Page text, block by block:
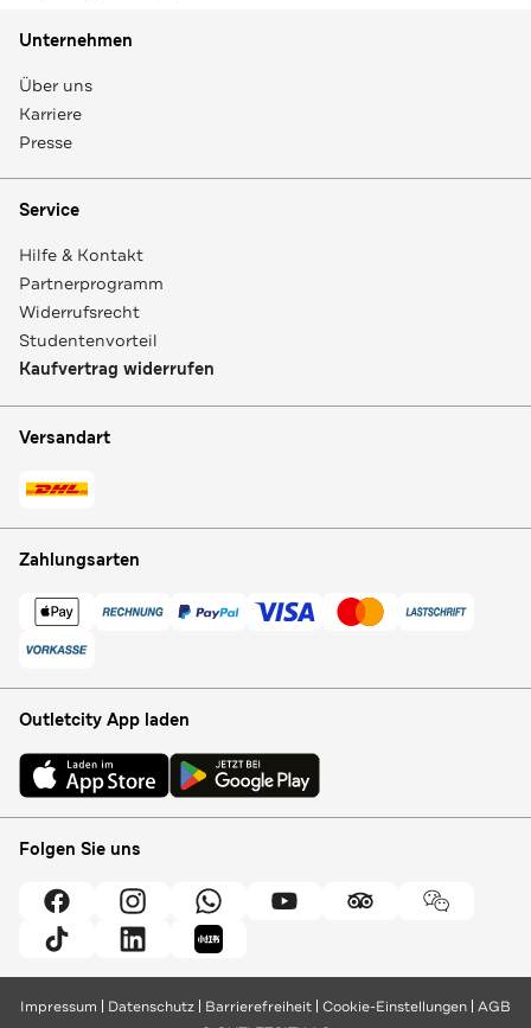
Unternehmen
Über uns
Karriere
Presse
Service
Hilfe & Kontakt
Partnerprogramm
Widerrufsrecht
Studentenvorteil
Kaufvertrag widerrufen
Versandart
Zahlungsarten
Outletcity App laden
Folgen Sie uns
Impressum Datenschutz Barrierefreiheit Cookie-Einstellungen AGB